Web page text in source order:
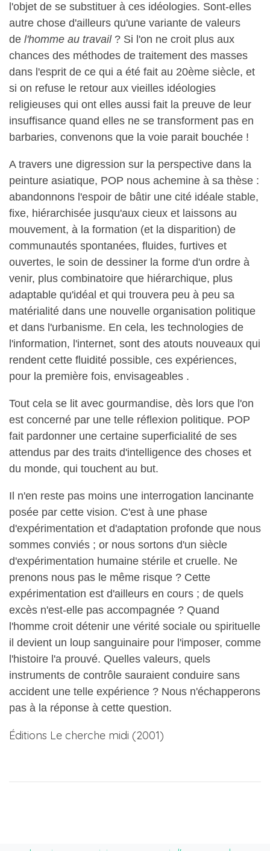
l'objet de se substituer à ces idéologies. Sont-elles
autre chose d'ailleurs qu'une variante de valeurs
de l'homme au travail? Si l'on ne croit plus aux
chances des méthodes de traitement des masses
dans l'esprit de ce qui a été fait au 20ème siècle, et
si on refuse le retour aux vieilles idéologies
religieuses qui ont elles aussi fait la preuve de leur
insuffisance quand elles ne se transforment pas en
barbaries, convenons que la voie parait bouchée !
A travers une digression sur la perspective dans la
peinture asiatique, POP nous achemine à sa thèse :
abandonnons l'espoir de bâtir une cité idéale stable,
fixe, hiérarchisée jusqu'aux cieux et laissons au
mouvement, à la formation (et la disparition) de
communautés spontanées, fluides, furtives et
ouvertes, le soin de dessiner la forme d'un ordre à
venir, plus combinatoire que hiérarchique, plus
adaptable qu'idéal et qui trouvera peu à peu sa
matérialité dans une nouvelle organisation politique
et dans l'urbanisme. En cela, les technologies de
l'information, l'internet, sont des atouts nouveaux qui
rendent cette fluidité possible, ces expériences,
pour la première fois, envisageables .
Tout cela se lit avec gourmandise, dès lors que l'on
est concerné par une telle réflexion politique. POP
fait pardonner une certaine superficialité de ses
attendus par des traits d'intelligence des choses et
du monde, qui touchent au but.
Il n'en reste pas moins une interrogation lancinante
posée par cette vision. C'est à une phase
d'expérimentation et d'adaptation profonde que nous
sommes conviés ; or nous sortons d'un siècle
d'expérimentation humaine stérile et cruelle. Ne
prenons nous pas le même risque ? Cette
expérimentation est d'ailleurs en cours ; de quels
excès n'est-elle pas accompagnée ? Quand
l'homme croit détenir une vérité sociale ou spirituelle
il devient un loup sanguinaire pour l'imposer, comme
l'histoire l'a prouvé. Quelles valeurs, quels
instruments de contrôle sauraient conduire sans
accident une telle expérience ? Nous n'échapperons
pas à la réponse à cette question.
Éditions Le cherche midi (2001)